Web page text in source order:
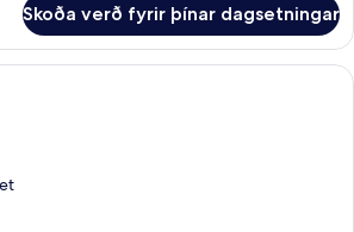
Skoða verð fyrir þínar dagsetningar
Míníbar, öryggishólf í herbergi,